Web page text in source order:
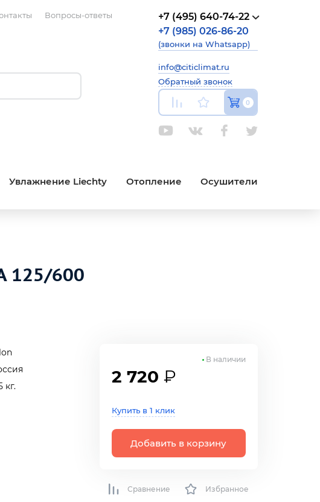
Вопросы-ответы
+7 (495) 640-74-22
+7 (985) 026-86-20
(звонки на Whatsapp)
info@citiclimat.ru
Обратный звонок
0
Увлажнение Liechty Отопление Осушители
125/600
кг.
2 720 ₽
Купить в 1 клик
Добавить в корзину
В наличии
Сравнение Избранное